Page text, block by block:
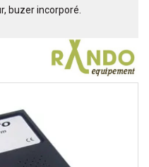
buzer incorporé.